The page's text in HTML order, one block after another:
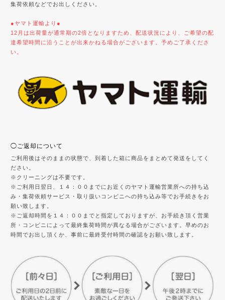
集荷依頼などでお出しください。
●ヤマト運輸より●
12月は出荷量が通常期の2倍となりますため、配送状況により、ご希望の配
達希望時間に沿うことが出来かねる場合がございます。予めご了承くださ
い。
◯ご返却について
ご利用後はそのままの状態で、到着した箱に商品をまとめて発送をしてく
ださい。
※クリーニングは不要です。
※ご利用日翌日、１４：００までにお近くのヤマト運輸営業所への持ち込
み・集荷依頼サービス・取り扱いコンビニへの持ち込み等でお手続きをお
願い致します。
※ご返却時間を１４：００までと指定しておりますが、お手続き頂く営業
所・コンビニによって最終集荷時間が異なる場合がございます。早めのお
時間でお出し頂くか、事前に最終受付時間の確認をお願い致します。